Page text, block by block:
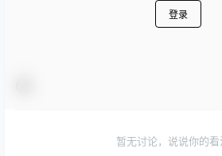
登录
暂无讨论，说说你的